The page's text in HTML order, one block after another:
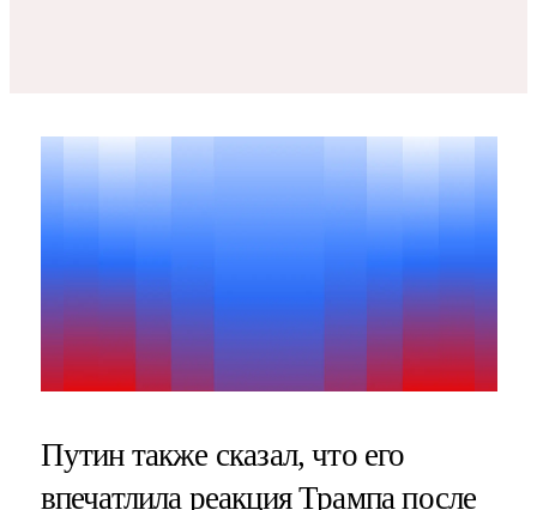
Путин также сказал, что его
впечатлила реакция Трампа после